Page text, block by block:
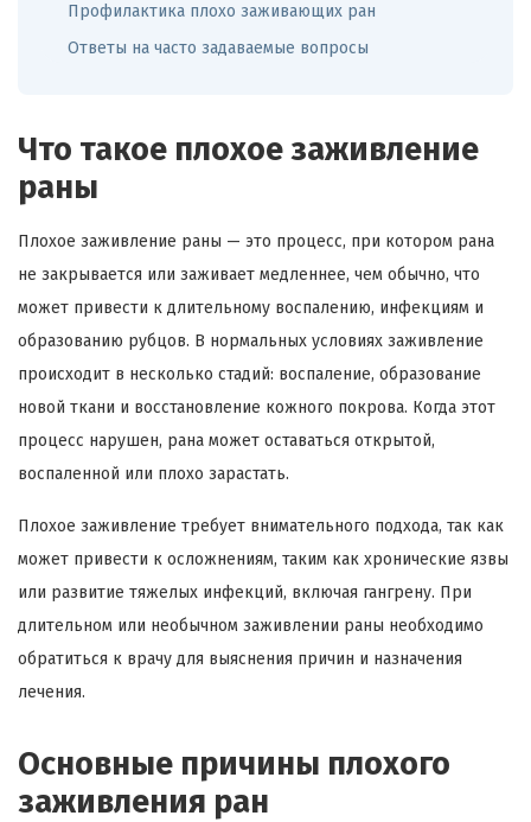
Профилактика плохо заживающих ран
Ответы на часто задаваемые вопросы
Что такое плохое заживление
раны
Плохое заживление раны — это процесс, при котором рана
не закрывается или заживает медленнее, чем обычно, что
может привести к длительному воспалению, инфекциям и
образованию рубцов. В нормальных условиях заживление
происходит в несколько стадий: воспаление, образование
новой ткани и восстановление кожного покрова. Когда этот
процесс нарушен, рана может оставаться открытой,
воспаленной или плохо зарастать.
Плохое заживление требует внимательного подхода, так как
может привести к осложнениям, таким как хронические язвы
или развитие тяжелых инфекций, включая гангрену. При
длительном или необычном заживлении раны необходимо
обратиться к врачу для выяснения причин и назначения
лечения.
Основные причины плохого
заживления ран